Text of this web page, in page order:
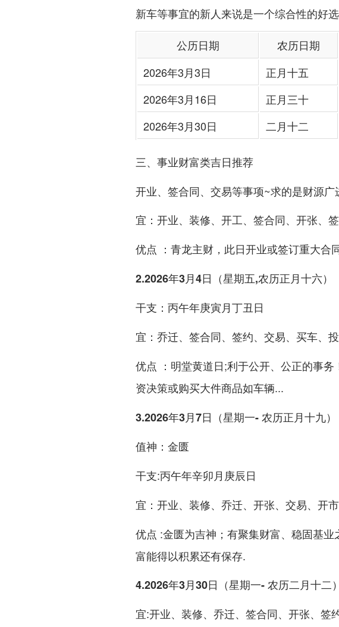
新车等事宜的新人来说是一个综合性的好选
公历日期 农历日期
2026年3月3日
正月十五
2026年3月16日
正月三十
2026年3月30日
二月十二
三、事业财富类吉日推荐
开业、签合同、交易等事项~求的是财源
宜 ：开业、装修、开工、签合同、开张、
优点 ：青龙主财，此日开业或签订重大合
2.2026年3月4日（星期五,农历正月十六）
干支 ：丙午年庚寅月丁丑日
宜 ：乔迁、签合同、签约、交易、买车、
优点 ：明堂黄道日;利于公开、公正的事务
资决策或购买大件商品如车辆...
3.2026年3月7日（星期一- 农历正月十九）
值神 ：金匮
干支:丙午年辛卯月庚辰日
宜 ：开业、装修、乔迁、开张、交易、开
优点 :金匮为吉神；有聚集财富、稳固基业
富能得以积累还有保存.
4.2026年3月30日（星期一- 农历二月十二）
宜:开业、装修、乔迁、签合同、开张、签